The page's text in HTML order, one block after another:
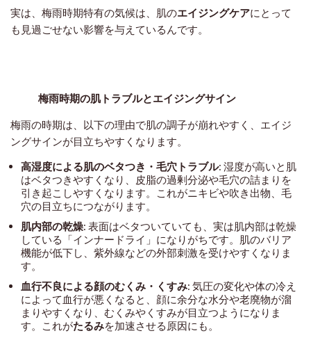
実は、梅雨時期特有の気候は、肌のエイジングケアにとって
も見過ごせない影響を与えているんです。
梅雨時期の肌トラブルとエイジングサイン
梅雨の時期は、以下の理由で肌の調子が崩れやすく、エイジ
ングサインが目立ちやすくなります。
高湿度による肌のベタつき・毛穴トラブル: 湿度が高いと肌
はベタつきやすくなり、皮脂の過剰分泌や毛穴の詰まりを
引き起こしやすくなります。これがニキビや吹き出物、毛
穴の目立ちにつながります。
肌内部の乾燥: 表面はベタついていても、実は肌内部は乾燥
している「インナードライ」になりがちです。肌のバリア
機能が低下し、紫外線などの外部刺激を受けやすくなりま
す。
血行不良による顔のむくみ・くすみ: 気圧の変化や体の冷え
によって血行が悪くなると、顔に余分な水分や老廃物が溜
まりやすくなり、むくみやくすみが目立つようになりま
す。これがたるみを加速させる原因にも。